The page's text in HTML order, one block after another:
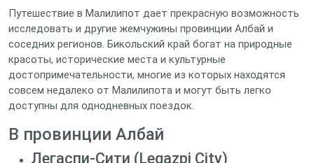
Путешествие в Малилипот дает прекрасную возможность
исследовать и другие жемчужины провинции Албай и
соседних регионов. Бикольский край богат на природные
красоты, исторические места и культурные
достопримечательности, многие из которых находятся
совсем недалеко от Малилипота и могут быть легко
доступны для однодневных поездок.
В провинции Албай
Легаспи-Сити (Legazpi City)